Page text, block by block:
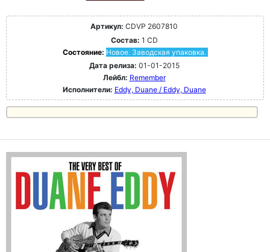
Артикул: CDVP 2607810
Состав: 1 CD
Состояние: Новое. Заводская упаковка.
Дата релиза: 01-01-2015
Лейбл: Remember
Исполнители: Eddy, Duane / Eddy, Duane